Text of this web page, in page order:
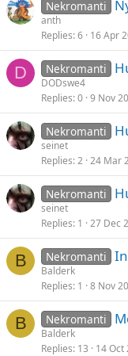
Nekromanti
anth
Replies 6 16 Apr
D Nekromanti
DODswe4
Replies 0 9 Nov
Nekromanti
seinet
Replies 2 24 Mar
Nekromanti
seinet
Replies 1 27 Dec
B Nekromanti
Balderk
Replies 1 8 Nov
B Nekromanti
Balderk
Replies 13 14 Oct